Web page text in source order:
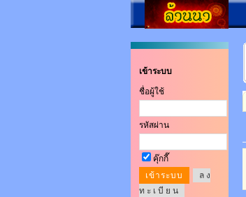
เข้าระบบ
ชื่อผู้ใช้
รหัสผ่าน
คุ๊กกี๊
ล ง
ท ะ เ บี ย น